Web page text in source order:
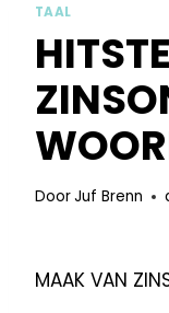
TAAL
DoorJuf Brenn
MAAK VAN